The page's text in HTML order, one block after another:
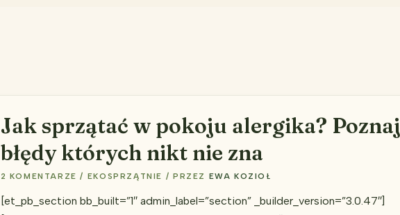
Jak sprzątać w pokoju alergika? Poznaj
błędy których nikt nie zna
2 KOMENTARZE / EKOSPRZĄTNIE / PRZEZ EWA KOZIOŁ
[et_pb_section bb_built=”1″ admin_label=”section” _builder_version=”3.0.47″]